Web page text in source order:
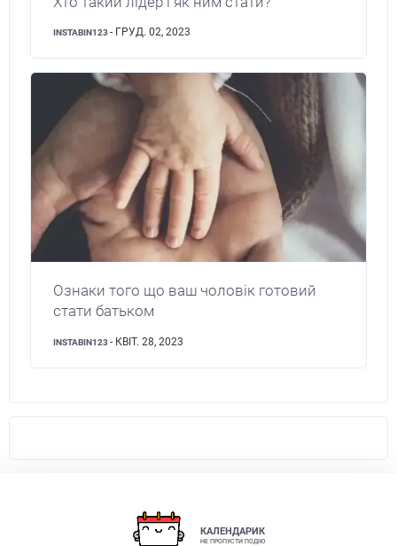
INSTABIN123 - ГРУД. 02, 2023
Ознаки того що ваш чоловік готовий
стати батьком
INSTABIN123 - КВІТ. 28, 2023
КАЛЕНДАРИК
НЕ ПРОПУСТИ ПОДІЮ